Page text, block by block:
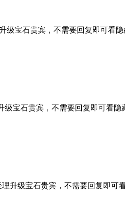
级宝石贵宾，不需要回复即可看隐
宝石贵宾，不需要回复即可看隐
升级宝石贵宾，不需要回复即可